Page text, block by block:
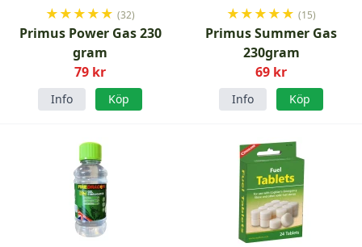
★★★★★ (32)
Primus Power Gas 230
gram
79 kr
Info Köp
★★★★★ (15)
Primus Summer Gas
230gram
69 kr
Info Köp